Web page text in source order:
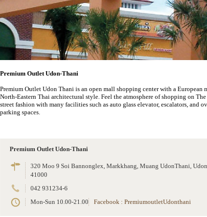
Premium Outlet Udon-Thani
Premium Outlet Udon Thani is an open mall shopping center with a European
North-Eastern Thai architectural style. Feel the atmosphere of shopping on
street fashion with many facilities such as auto glass elevator, escalators, and
parking spaces.
Premium Outlet Udon-Thani
320 Moo 9 Soi Bannonglex, Markkhang, Muang UdonThani,
41000
042 931234-6
Mon-Sun 10.00-21.00
Facebook : PremiumoutletUdonthani